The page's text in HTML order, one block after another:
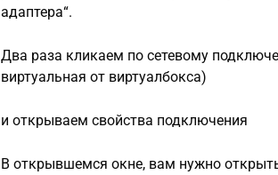
адаптера“.
Два раза кликаем по сетевому
виртуальная от виртуалбокса)
и открываем свойства подключения
В открывшемся окне, вам нужно